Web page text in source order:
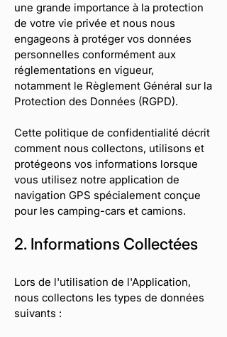
une grande importance à la protection
de votre vie privée et nous nous
engageons à protéger vos données
personnelles conformément aux
réglementations en vigueur,
notamment le Règlement Général sur la
Protection des Données (RGPD).
Cette politique de confidentialité décrit
comment nous collectons, utilisons et
protégeons vos informations lorsque
vous utilisez notre application de
navigation GPS spécialement conçue
pour les camping-cars et camions.
2. Informations Collectées
Lors de l'utilisation de l'Application,
nous collectons les types de données
suivants :